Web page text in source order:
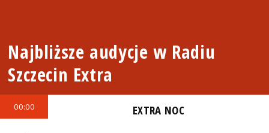
Najbliższe audycje w Radiu
Szczecin Extra
00:00 EXTRA NOC